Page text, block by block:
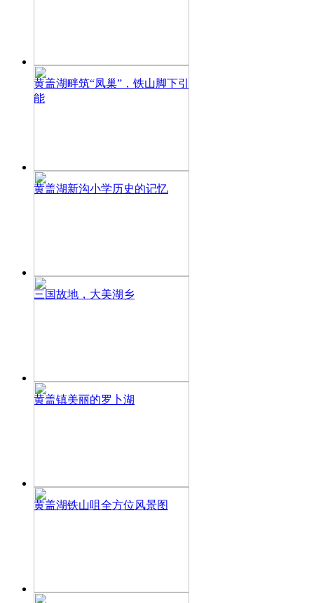
黄盖湖畔筑“凤巢”，铁山脚下引
能
黄盖湖新沟小学历史的记忆
三国故地，大美湖乡
黄盖镇美丽的罗卜湖
黄盖湖铁山咀全方位风景图